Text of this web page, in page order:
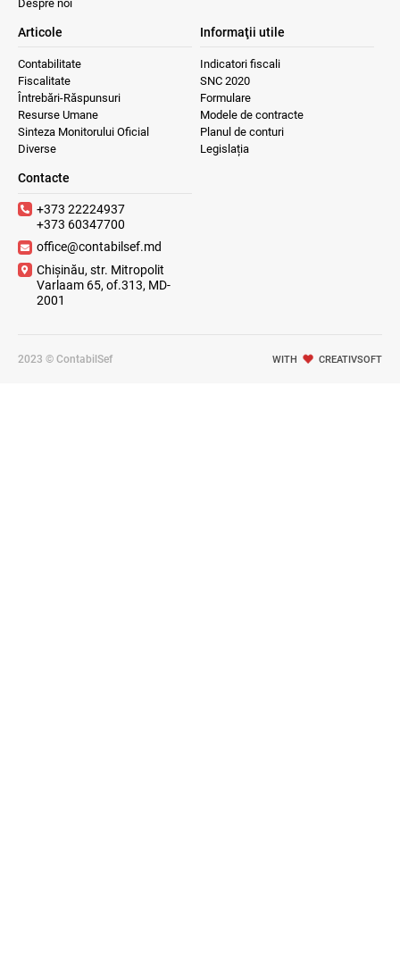
Despre noi
Articole
Contabilitate
Fiscalitate
Întrebări-Răspunsuri
Resurse Umane
Sinteza Monitorului Oficial
Diverse
Informaţii utile
Indicatori fiscali
SNC 2020
Formulare
Modele de contracte
Planul de conturi
Legislația
Contacte
+373 22224937
+373 60347700
office@contabilsef.md
Chișinău, str. Mitropolit
Varlaam 65, of.313, MD-
2001
2023 © ContabilSef WITH CREATIVSOFT